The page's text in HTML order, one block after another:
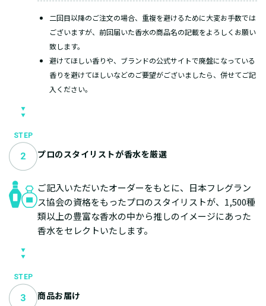
二回目以降のご注文の場合、重複を避けるために大変お手数では
ございますが、前回届いた香水の商品名の記載をよろしくお願い
致します。
避けてほしい香りや、ブランドの公式サイトで廃盤になっている
香りを避けてほしいなどのご要望がございましたら、併せてご記
入ください。
STEP
プロのスタイリストが香水を厳選
ご記入いただいたオーダーをもとに、日本フレグラン
ス協会の資格をもったプロのスタイリストが、1,500種
類以上の豊富な香水の中から推しのイメージにあった
香水をセレクトいたします。
STEP
商品お届け